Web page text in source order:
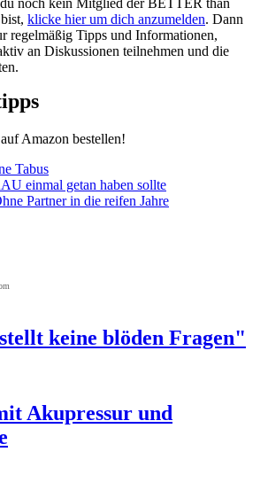
klicke hier um dich anzumelden. Dann
regelmäßig Tipps und Informationen,
an Diskussionen teilnehmen und die
Amazon bestellen!
Tabus
einmal getan haben sollte
Partner in die reifen Jahre
keine blöden Fragen"
Akupressur und